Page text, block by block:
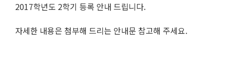
2017학년도 2학기 등록 안내 드립니다.
자세한 내용은 첨부해 드리는 안내문 참고해 주세요.